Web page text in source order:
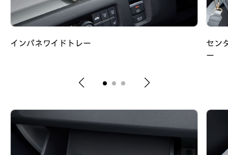
インパネワイドトレー
セン
ー